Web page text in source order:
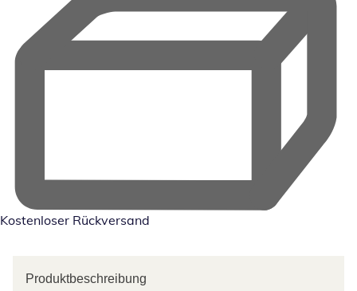
Kostenloser Rückversand
Produktbeschreibung